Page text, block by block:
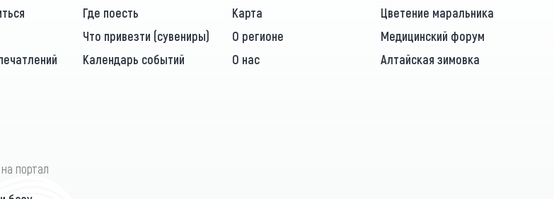
Где поесть Карта
Цветение маральника
Что привезти (сувениры) О регионе
Медицинский форум
Календарь событий О нас Алтайская зимовка
портал